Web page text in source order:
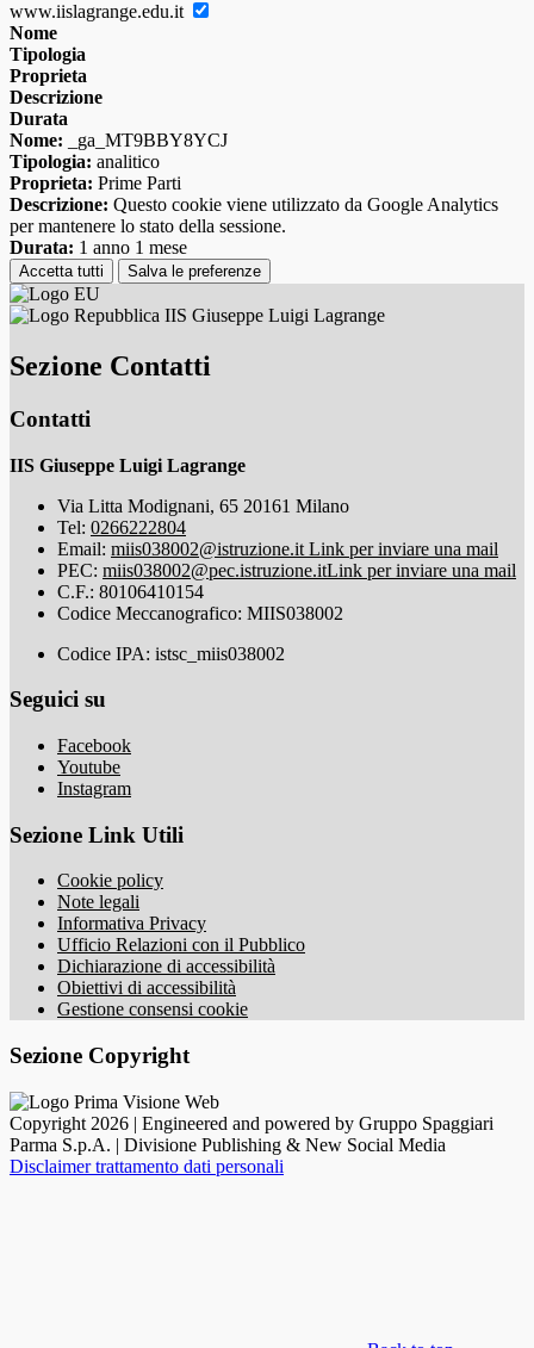
www.iislagrange.edu.it
Nome
Tipologia
Proprieta
Descrizione
Durata
Nome: _ga_MT9BBY8YCJ
Tipologia: analitico
Proprieta: Prime Parti
Descrizione: Questo cookie viene utilizzato da Google Analytics
per mantenere lo stato della sessione.
Durata: 1 anno 1 mese
Accetta tutti Salva le preferenze
IIS Giuseppe Luigi Lagrange
Sezione Contatti
Contatti
IIS Giuseppe Luigi Lagrange
Via Litta Modignani, 65 20161 Milano
Tel: 0266222804
Email: miis038002@istruzione.it Link per inviare una mail
PEC: miis038002@pec.istruzione.itLink per inviare una mail
C.F.: 80106410154
Codice Meccanografico: MIIS038002
Codice IPA: istsc_miis038002
Seguici su
Facebook
Youtube
Instagram
Sezione Link Utili
Cookie policy
Note legali
Informativa Privacy
Ufficio Relazioni con il Pubblico
Dichiarazione di accessibilità
Obiettivi di accessibilità
Gestione consensi cookie
Sezione Copyright
Copyright 2026 | Engineered and powered by Gruppo Spaggiari
Parma S.p.A. | Divisione Publishing & New Social Media
Disclaimer trattamento dati personali